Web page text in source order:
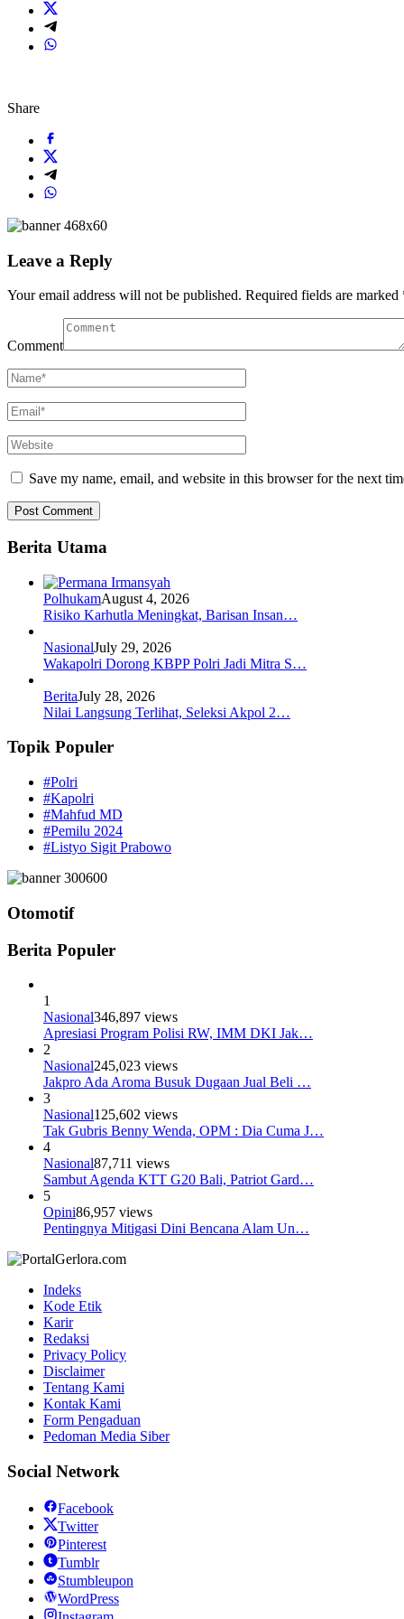
Share
Leave a Reply
Your email address will not be published. Required fields are marked
Comment
Save my name, email, and website in this browser for the next
Berita Utama
PolhukamAugust 4, 2026
Risiko Karhutla Meningkat, Barisan Insan…
NasionalJuly 29, 2026
Wakapolri Dorong KBPP Polri Jadi Mitra S…
BeritaJuly 28, 2026
Nilai Langsung Terlihat, Seleksi Akpol 2…
Topik Populer
#Polri
#Kapolri
#Mahfud MD
#Pemilu 2024
#Listyo Sigit Prabowo
Otomotif
Berita Populer
1
Nasional346,897 views
Apresiasi Program Polisi RW, IMM DKI Jak…
2
Nasional245,023 views
Jakpro Ada Aroma Busuk Dugaan Jual Beli …
3
Nasional125,602 views
Tak Gubris Benny Wenda, OPM : Dia Cuma J…
4
Nasional87,711 views
Sambut Agenda KTT G20 Bali, Patriot Gard…
5
Opini86,957 views
Pentingnya Mitigasi Dini Bencana Alam Un…
Indeks
Kode Etik
Karir
Redaksi
Privacy Policy
Disclaimer
Tentang Kami
Kontak Kami
Form Pengaduan
Pedoman Media Siber
Social Network
Facebook
Twitter
Pinterest
Tumblr
Stumbleupon
WordPress